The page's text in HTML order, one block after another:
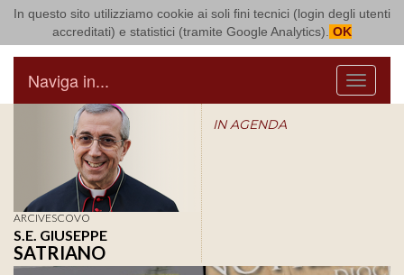
In questo sito utilizziamo cookie ai soli fini tecnici (login degli utenti
accreditati) e statistici (tramite Google Analytics). OK
Arcidiocesi di Bari Bitonto
Menu
Naviga in...
ARCIVESCOVO
S.E. GIUSEPPE
SATRIANO
IN AGENDA